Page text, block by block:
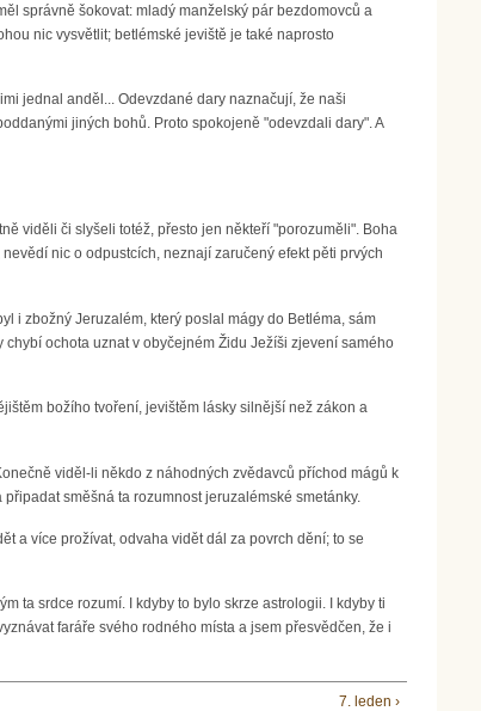
správně šokovat: mladý manželský pár bezdomovců a
nic vysvětlit; betlémské jeviště je také naprosto
jednal anděl... Odevzdané dary naznačují, že naši
jiných bohů. Proto spokojeně "odevzdali dary". A
viděli či slyšeli totéž, přesto jen někteří "porozuměli". Boha
nic o odpustcích, neznají zaručený efekt pěti prvých
i zbožný Jeruzalém, který poslal mágy do Betléma, sám
ochota uznat v obyčejném Židu Ježíši zjevení samého
božího tvoření, jevištěm lásky silnější než zákon a
viděl-li někdo z náhodných zvědavců příchod mágů k
směšná ta rozumnost jeruzalémské smetánky.
a více prožívat, odvaha vidět dál za povrch dění; to se
ta srdce rozumí. I kdyby to bylo skrze astrologii. I kdyby ti
faráře svého rodného místa a jsem přesvědčen, že i
7. leden ›